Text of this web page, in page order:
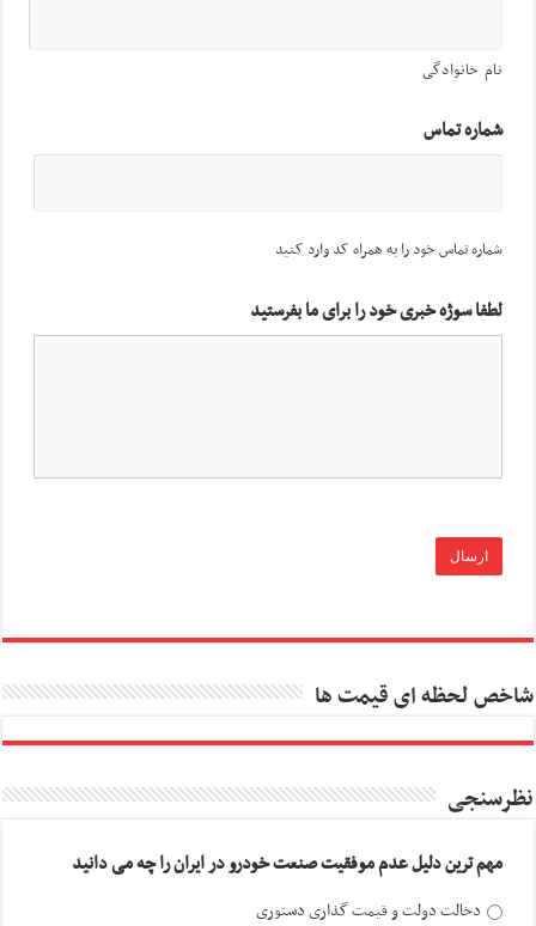
نام خانوادگی
شماره تماس
شماره تماس خود را به همراه کد وارد کنید
لطفا سوژه خبری خود را برای ما بفرستید
شاخص لحظه ای قیمت ها
نظرسنجی
مهم ترین دلیل عدم موفقیت صنعت خودرو در ایران را چه می دانید
دخالت دولت و قیمت گذاری دستوری